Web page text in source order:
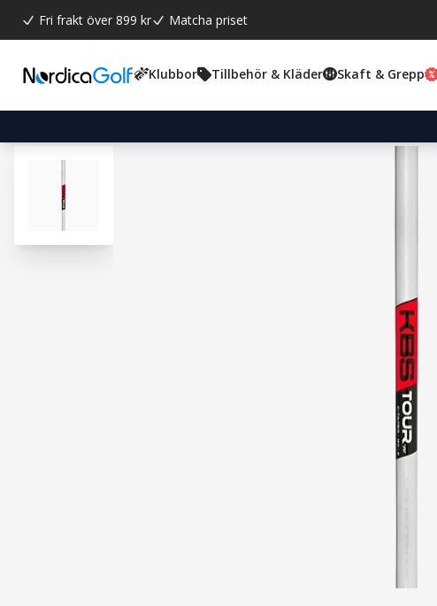
Fri frakt över 899 kr Matcha priset
Klubbor Tillbehör & Kläder Skaft & Grepp